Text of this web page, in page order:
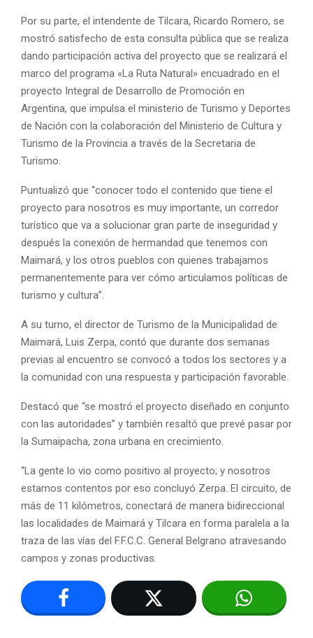
Por su parte, el intendente de Tilcara, Ricardo Romero, se
mostró satisfecho de esta consulta pública que se realiza
dando participación activa del proyecto que se realizará el
marco del programa «La Ruta Natural» encuadrado en el
proyecto Integral de Desarrollo de Promoción en
Argentina, que impulsa el ministerio de Turismo y Deportes
de Nación con la colaboración del Ministerio de Cultura y
Turismo de la Provincia a través de la Secretaria de
Turismo.
Puntualizó que “conocer todo el contenido que tiene el
proyecto para nosotros es muy importante, un corredor
turístico que va a solucionar gran parte de inseguridad y
después la conexión de hermandad que tenemos con
Maimará, y los otros pueblos con quienes trabajamos
permanentemente para ver cómo articulamos políticas de
turismo y cultura”.
A su turno, el director de Turismo de la Municipalidad de
Maimará, Luis Zerpa, contó que durante dos semanas
previas al encuentro se convocó a todos los sectores y a
la comunidad con una respuesta y participación favorable.
Destacó que “se mostró el proyecto diseñado en conjunto
con las autoridades” y también resaltó que prevé pasar por
la Sumaipacha, zona urbana en crecimiento.
“La gente lo vio como positivo al proyecto; y nosotros
estamos contentos por eso concluyó Zerpa. El circuito, de
más de 11 kilómetros, conectará de manera bidireccional
las localidades de Maimará y Tilcara en forma paralela a la
traza de las vías del F.F.C.C. General Belgrano atravesando
campos y zonas productivas.